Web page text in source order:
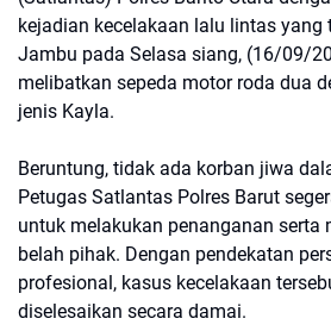
kejadian kecelakaan lalu lintas yang
Jambu pada Selasa siang, (16/09/
melibatkan sepeda motor roda dua
jenis Kayla.
Beruntung, tidak ada korban jiwa
Petugas Satlantas Polres Barut
untuk melakukan penanganan serta
belah pihak. Dengan pendekatan
profesional, kasus kecelakaan
diselesaikan secara damai.